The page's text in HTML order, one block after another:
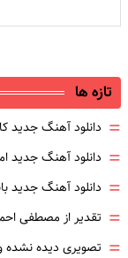
تازه ها
= دانلود آهنگ جدید
= دانلود آهنگ جدید
= دانلود آهنگ جدید
= تقدیر از مصطفی
= تصویری دیده نشده